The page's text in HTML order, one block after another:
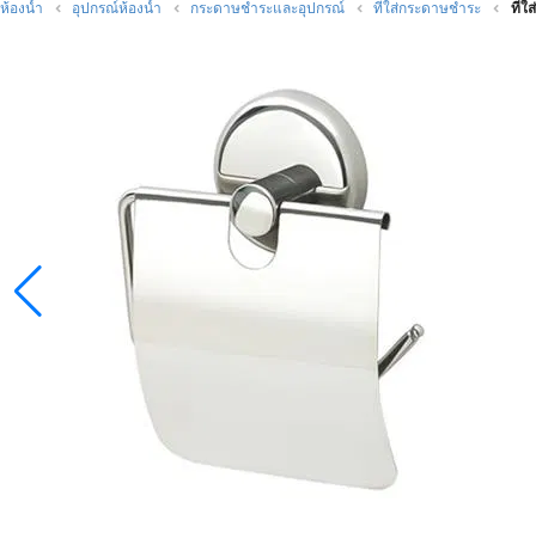
ห้องน้ำ อุปกรณ์ห้องน้ำ กระดาษชำระและอุปกรณ์ ที่ใส่กระดาษชำระ ที่ใ